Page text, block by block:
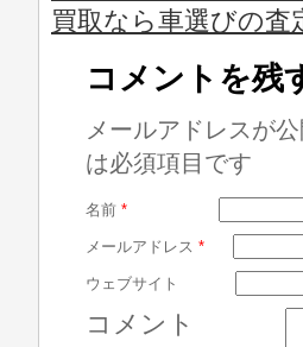
買取なら車選びの査
コメントを残
メールアドレスが
は必須項目です
名前 *
メールアドレス *
ウェブサイト
コメント